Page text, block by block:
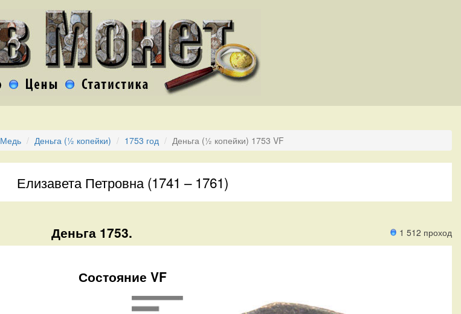
Медь Деньга (½ копейки) 1753 год Деньга (½ копейки) 1753 VF
Елизавета Петровна (1741 – 1761)
1 512 проход
Деньга 1753.
Состояние VF